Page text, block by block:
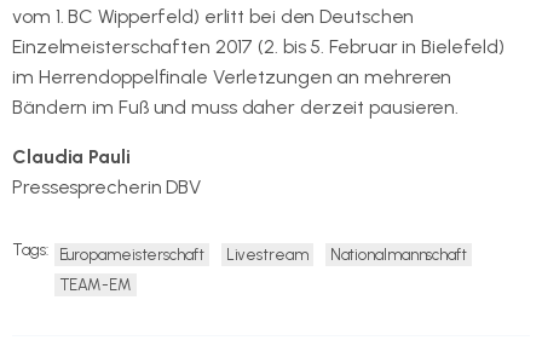
vom 1. BC Wipperfeld) erlitt bei den Deutschen
Einzelmeisterschaften 2017 (2. bis 5. Februar in Bielefeld)
im Herrendoppelfinale Verletzungen an mehreren
Bändern im Fuß und muss daher derzeit pausieren.
Claudia Pauli
Pressesprecherin DBV
Tags: Europameisterschaft Livestream
Nationalmannschaft
TEAM-EM